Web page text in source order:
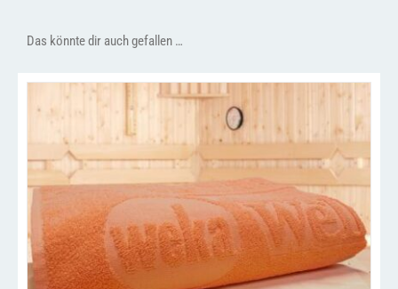
Das könnte dir auch gefallen …
IN DEN WARENKORB DETAILS